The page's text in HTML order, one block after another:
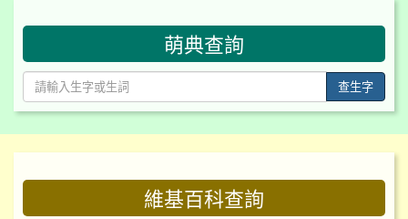
萌典查詢
查生字
維基百科查詢